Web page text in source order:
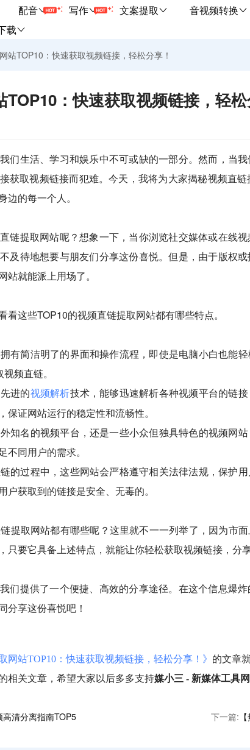
配音 写作 文案提取 音视频转换
载
站TOP10：快速获取视频链接，轻松分享！
：快速获取视频链接，轻松
们生活、学习和娱乐中不可或缺的一部分。然而，当
获取视频链接而犯难。今天，我将为大家揭秘视频直
的每一个人。
链提取网站呢？想象一下，当你浏览社交媒体或在线
及待地想要与朋友们分享这份喜悦。但是，由于版权
就能派上用场了。
这些TOP10的视频直链提取网站都有哪些特点。
有简洁明了的界面和操作流程，即使是电脑小白也能
频直链。
进的视频解析技术，能够迅速解析各种视频平台的链
证网站运行的稳定性和流畅性。
知名的视频平台，还是一些小众但独具特色的视频网
同用户的需求。
的过程中，这些网站会严格遵守相关法律法规，保护
获取到的链接是安全、无毒的。
提取网站都有哪些呢？这里就不一一列举了，因为市
只要它具备上述特点，就能让你轻松获取视频链接，分
们提供了一个便捷、高效的分享途径。在这个信息爆
分享这份喜悦吧！
网站TOP10：快速获取视频链接，轻松分享！》 的文章
相关文章，希望大家以后多多支持媒小三 - 新媒体工具网
清分离指南TOP5 下一篇: